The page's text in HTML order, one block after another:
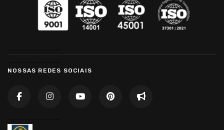
NOSSAS REDES SOCIAIS